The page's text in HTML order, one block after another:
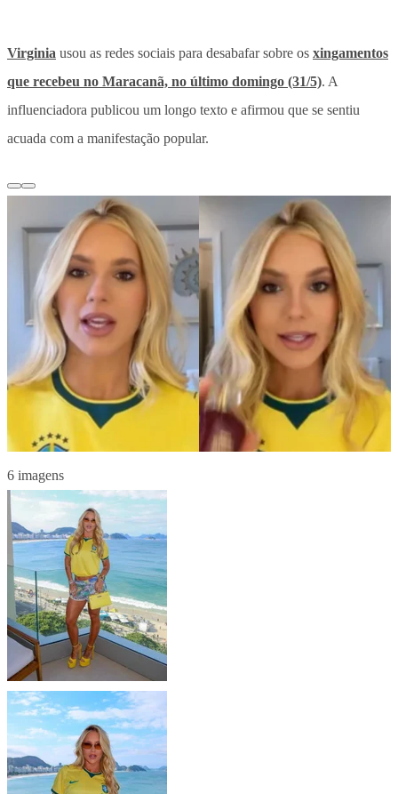
Virginia usou as redes sociais para desabafar sobre os xingamentos
que recebeu no Maracanã, no último domingo (31/5). A
influenciadora publicou um longo texto e afirmou que se sentiu
acuada com a manifestação popular.
6 imagens